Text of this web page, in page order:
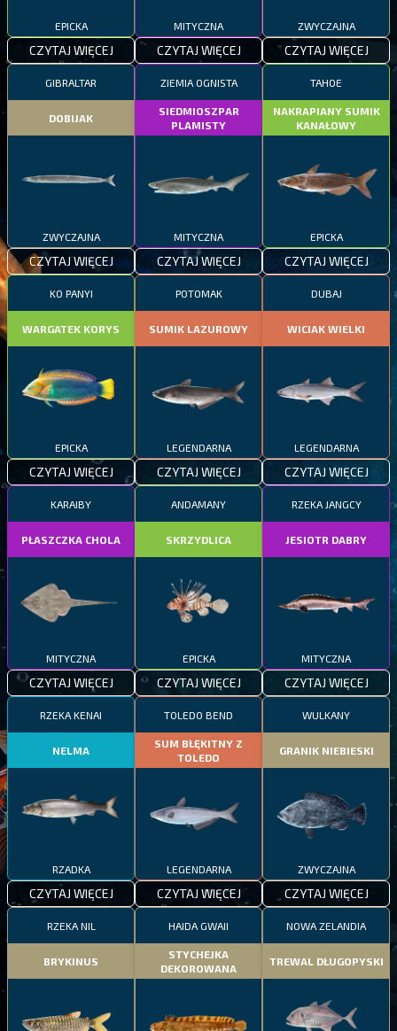
EPICKA
CZYTAJ WIĘCEJ
MITYCZNA
CZYTAJ WIĘCEJ
ZWYCZAJNA
CZYTAJ WIĘCEJ
GIBRALTAR
DOBIJAK
ZWYCZAJNA
CZYTAJ WIĘCEJ
ZIEMIA OGNISTA
SIEDMIOSZPAR
PLAMISTY
MITYCZNA
CZYTAJ WIĘCEJ
TAHOE
NAKRAPIANY SUMIK
KANAŁOWY
EPICKA
CZYTAJ WIĘCEJ
KO PANYI
WARGATEK KORYS
EPICKA
CZYTAJ WIĘCEJ
POTOMAK
SUMIK LAZUROWY
LEGENDARNA
CZYTAJ WIĘCEJ
DUBAJ
WICIAK WIELKI
LEGENDARNA
CZYTAJ WIĘCEJ
KARAIBY
PŁASZCZKA CHOLA
MITYCZNA
CZYTAJ WIĘCEJ
ANDAMANY
SKRZYDLICA
EPICKA
CZYTAJ WIĘCEJ
RZEKA JANGCY
JESIOTR DABRY
MITYCZNA
CZYTAJ WIĘCEJ
RZEKA KENAI
NELMA
RZADKA
CZYTAJ WIĘCEJ
TOLEDO BEND
SUM BŁĘKITNY Z
TOLEDO
LEGENDARNA
CZYTAJ WIĘCEJ
WULKANY
GRANIK NIEBIESKI
ZWYCZAJNA
CZYTAJ WIĘCEJ
RZEKA NIL
BRYKINUS
HAIDA GWAII
STYCHEJKA
DEKOROWANA
NOWA ZELANDIA
TREWAL DŁUGOPYSKI